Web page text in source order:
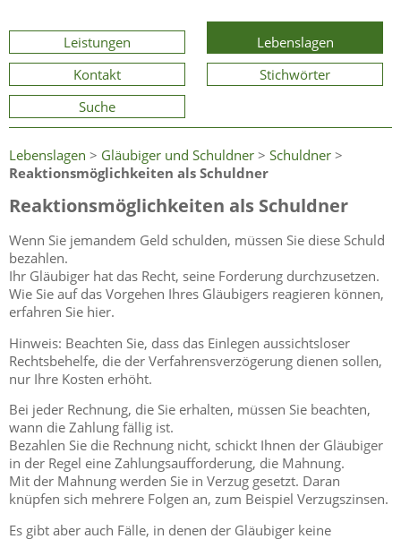
Leistungen
Lebenslagen
Kontakt
Stichwörter
Suche
Lebenslagen > Gläubiger und Schuldner > Schuldner >
Reaktionsmöglichkeiten als Schuldner
Reaktionsmöglichkeiten als Schuldner
Wenn Sie jemandem Geld schulden, müssen Sie diese Schuld
bezahlen.
Ihr Gläubiger hat das Recht, seine Forderung durchzusetzen.
Wie Sie auf das Vorgehen Ihres Gläubigers reagieren können,
erfahren Sie hier.
Hinweis: Beachten Sie, dass das Einlegen aussichtsloser
Rechtsbehelfe, die der Verfahrensverzögerung dienen sollen,
nur Ihre Kosten erhöht.
Bei jeder Rechnung, die Sie erhalten, müssen Sie beachten,
wann die Zahlung fällig ist.
Bezahlen Sie die Rechnung nicht, schickt Ihnen der Gläubiger
in der Regel eine Zahlungsaufforderung, die Mahnung.
Mit der Mahnung werden Sie in Verzug gesetzt. Daran
knüpfen sich mehrere Folgen an, zum Beispiel Verzugszinsen.
Es gibt aber auch Fälle, in denen der Gläubiger keine